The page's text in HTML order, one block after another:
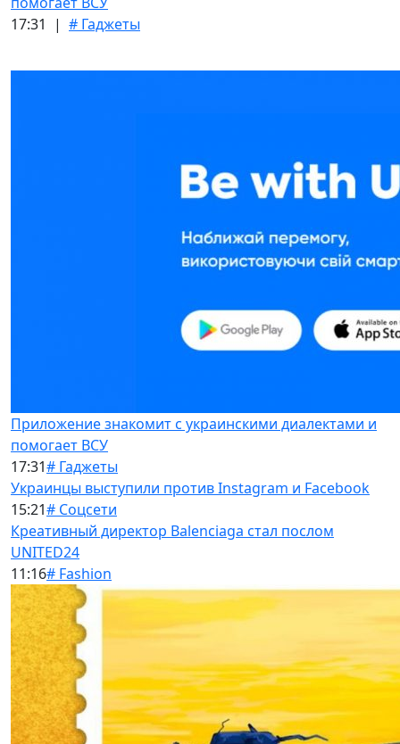
17:31 | # Гаджеты
Приложение знакомит с украинскими диалектами и
помогает ВСУ
17:31# Гаджеты
Украинцы выступили против Instagram и Facebook
15:21# Соцсети
Креативный директор Balenciaga стал послом
UNITED24
11:16# Fashion